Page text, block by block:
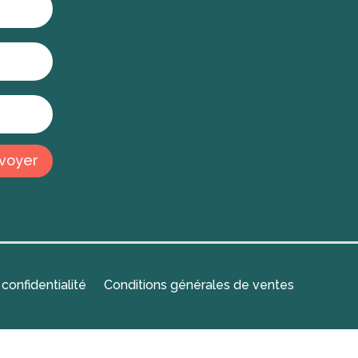
Conditions générales de ventes